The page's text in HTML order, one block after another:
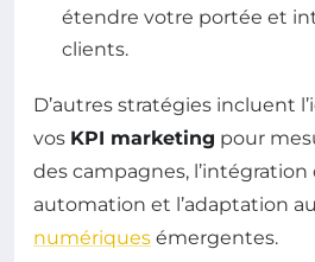
étendre votre portée et
clients.
D’autres stratégies incluent
vos KPI marketing pour
des campagnes,
automation et l’adaptation
numériques émergentes.